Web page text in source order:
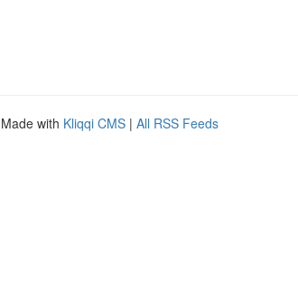
with Kliqqi CMS | All RSS Feeds